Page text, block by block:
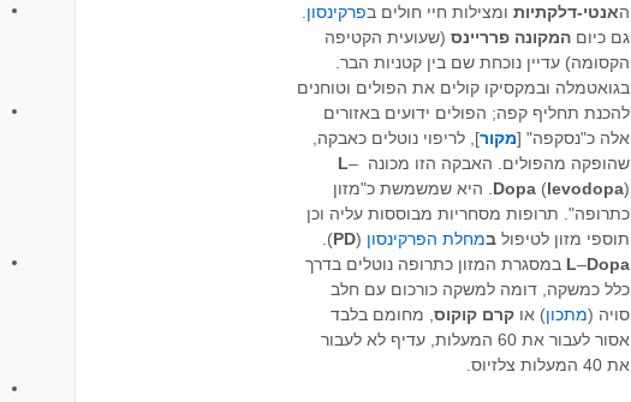
האנטי-דלקתיות ומצילות חיי חולים בפרקינסון
גם כיוםהמקונה פרריינס (שעועית הקטיפה
הקסומה) עדיין נוכחת שם בין קטניות הבר.
בגואטמלה ובמקסיקו קולים את הפולים וטוחנים
להכנת תחליף קפה; הפולים ידועים באזורים
אלה כ"נסקפה" [מקור], לריפוי נוטלים כאבקה,
שהופקה מהפולים. האבקה הזו מכונה L–
Dopa(levodopa
). היא שמשמשת כ"מזון
כתרופה". תרופות מסחריות מבוססות עליה וכן
תוספי מזון לטיפולבמחלת הפרקינסון (
PD
).
L–Dopa
במסגרת המזון כתרופה נוטלים בדרך
כלל כמשקה, דומה למשקה כורכום עם חלב
סויה (מתכון) אוקרם קוקוס , מחומם בלבד
אסור לעבור את 60 המעלות, עדיף לא לעבור
את 40 המעלות צלזיוס.